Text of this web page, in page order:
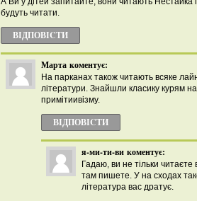
будуть читати.
ВІДПОВІCТИ
Марта коментує:
На парканах також читають всяке
літератури. Знайшли класику курям
примітиивізму.
ВІДПОВІCТИ
я-ми-ти-ви коментує:
Гадаю, ви не тільки
там пишете. У на сходах
література вас дратує.